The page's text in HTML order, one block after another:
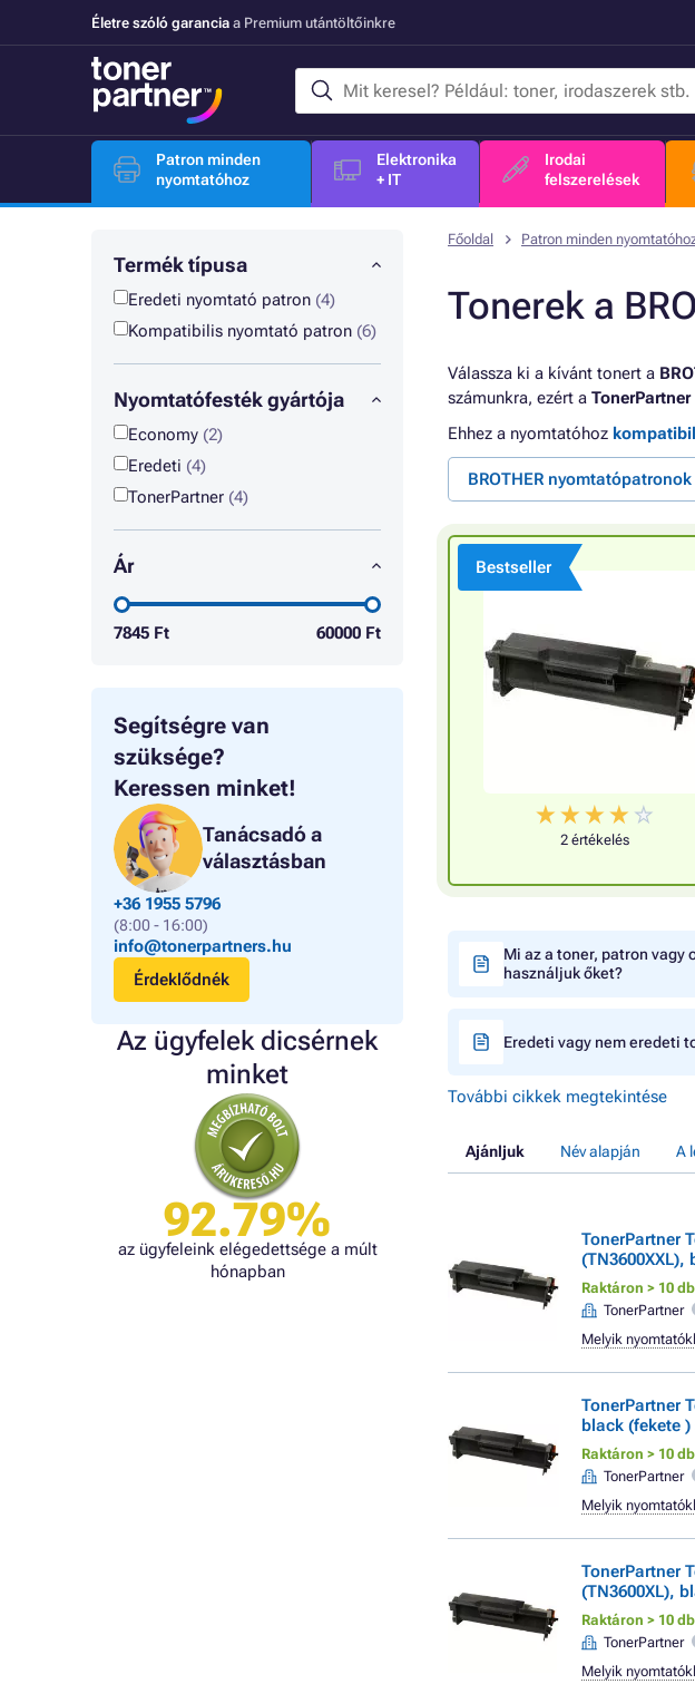
Életre szóló garancia a Premium utántöltőinkre
Patron minden
nyomtatóhoz
Elektronika
+ IT
Irodai
felszerelések
Termék típusa
Eredeti nyomtató patron (4)
Kompatibilis nyomtató patron (6)
Nyomtatófesték gyártója
Economy (2)
Eredeti (4)
TonerPartner (4)
Ár
7845 Ft 60000 Ft
Segítségre van
szüksége?
Keressen minket!
Tanácsadó a
választásban
+36 1955 5796
(8:00 - 16:00)
info@tonerpartners.hu
Érdeklődnék
Az ügyfelek dicsérnek
minket
92.79%
az ügyfeleink elégedettsége a múlt
hónapban
Főoldal Patron minden
Tonerek a
Válassza ki a kívánt tonert a
számunkra, ezért a TonerPartner
Ehhez a nyomtatóhoz
BROTHER nyomtatópatronok
Bestseller
2 értékelés
Mi az a toner, patron vagy
használjuk őket?
Eredeti vagy nem eredeti
További cikkek megtekintése
Ajánljuk Név alapján A
TonerPartner
(TN3600XXL),
Raktáron > 10 db
TonerPartner
Melyik
TonerPartner
black (fekete )
Raktáron > 10 db
TonerPartner
Melyik
TonerPartner
(TN3600XL),
Raktáron > 10 db
TonerPartner
Melyik